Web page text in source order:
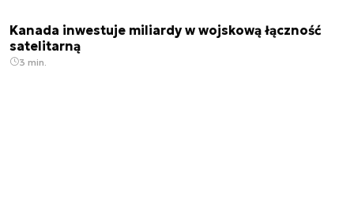
Kanada inwestuje miliardy w wojskową łączność
satelitarną
3 min.